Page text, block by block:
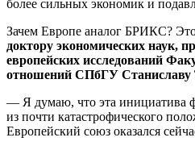
более сильных экономик и
Зачем Европе аналог БРИКС?
доктору экономических наук,
европейских исследований
отношений СПбГУ Станиславу
— Я думаю, что эта инициатива
из почти катастрофического
Европейский союз оказался